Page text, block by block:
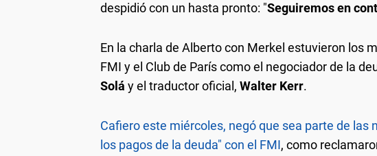
despidió con un hasta pronto: "Seguiremos en
En la charla de Alberto con Merkel estuvieron los
FMI y el Club de París como el negociador de la
Solá y el traductor oficial, Walter Kerr.
Cafiero este miércoles, negó que sea parte de las
los pagos de la deuda" con el FMI, como